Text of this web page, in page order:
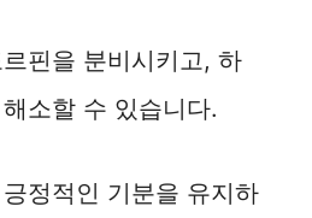
핀을 분비시키고, 하
소할 수 있습니다.
정적인 기분을 유지하